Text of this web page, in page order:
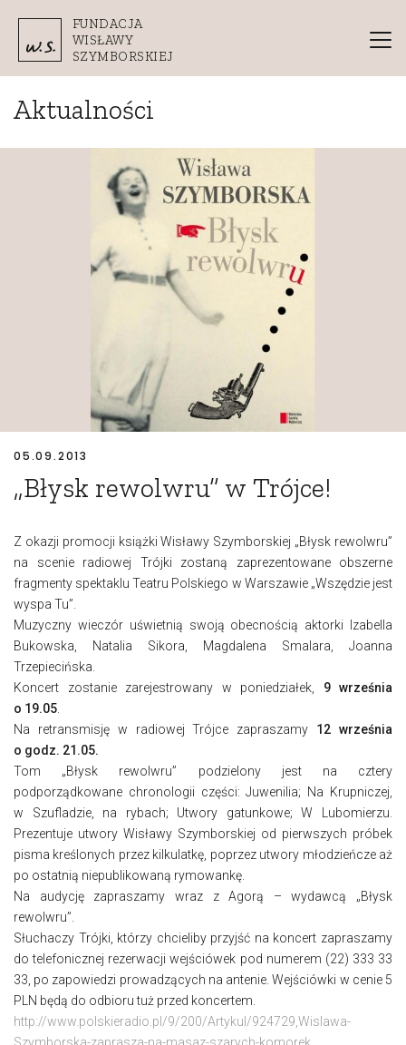
FUNDACJA
WISŁAWY
SZYMBORSKIEJ
Aktualności
05.09.2013
„Błysk rewolwru” w Trójce!
Z okazji promocji książki Wisławy Szymborskiej „Błysk rewolwru”
na scenie radiowej Trójki zostaną zaprezentowane obszerne
fragmenty spektaklu Teatru Polskiego w Warszawie „Wszędzie jest
wyspa Tu”.
Muzyczny wieczór uświetnią swoją obecnością aktorki Izabella
Bukowska, Natalia Sikora, Magdalena Smalara, Joanna
Trzepiecińska.
Koncert zostanie zarejestrowany w poniedziałek, 9 września
o 19.05
Na retransmisję w radiowej Trójce zapraszamy 12 września
o godz. 21.05.
Tom „Błysk rewolwru” podzielony jest na cztery
podporządkowane chronologii części: Juwenilia; Na Krupniczej,
w Szufladzie, na rybach; Utwory gatunkowe; W Lubomierzu.
Prezentuje utwory Wisławy Szymborskiej od pierwszych próbek
pisma kreślonych przez kilkulatkę, poprzez utwory młodzieńcze aż
po ostatnią niepublikowaną rymowankę.
Na audycję zapraszamy wraz z Agorą – wydawcą „Błysk
rewolwru”.
Słuchaczy Trójki, którzy chcieliby przyjść na koncert zapraszamy
do telefonicznej rezerwacji wejściówek pod numerem (22) 333 33
33, po zapowiedzi prowadzących na antenie. Wejściówki w cenie 5
PLN będą do odbioru tuż przed koncertem.
http://www.polskieradio.pl/9/200/Artykul/924729,Wislawa-